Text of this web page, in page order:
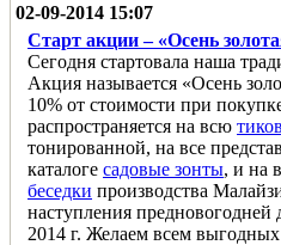
02-09-2014 15:07
Старт акции – «Осень
Сегодня стартовала наша
Акция называется «Осень
10% от стоимости при
распространяется на всю
тонированной, на все
каталоге садовые зонты, и на
беседки производства
наступления предновогодней
2014 г. Желаем всем